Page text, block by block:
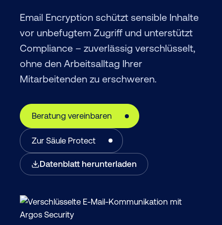
Email Encryption schützt sensible Inhalte
vor unbefugtem Zugriff und unterstützt
Compliance – zuverlässig verschlüsselt,
ohne den Arbeitsalltag Ihrer
Mitarbeitenden zu erschweren.
Beratung vereinbaren
Zur Säule Protect
Datenblatt herunterladen